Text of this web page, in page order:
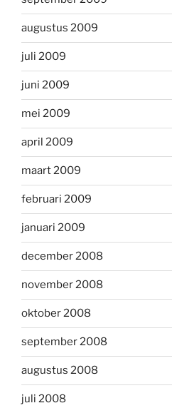
augustus 2009
juli 2009
juni 2009
mei 2009
april 2009
maart 2009
februari 2009
januari 2009
december 2008
november 2008
oktober 2008
september 2008
augustus 2008
juli 2008